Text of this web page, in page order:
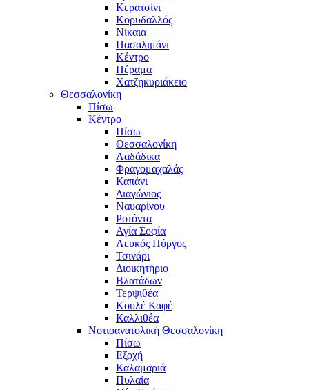
Κερατσίνι
Κορυδαλλός
Νίκαια
Πασαλιμάνι
Κέντρο
Πέραμα
Χατζηκυριάκειο
Θεσσαλονίκη
Πίσω
Κέντρο
Πίσω
Θεσσαλονίκη
Λαδάδικα
Φραγομαχαλάς
Καπάνι
Διαγώνιος
Ναυαρίνου
Ροτόντα
Αγία Σοφία
Λευκός Πύργος
Τσινάρι
Διοικητήριο
Βλατάδων
Τερψιθέα
Κουλέ Καφέ
Καλλιθέα
Νοτιοανατολική Θεσσαλονίκη
Πίσω
Εξοχή
Καλαμαριά
Πυλαία